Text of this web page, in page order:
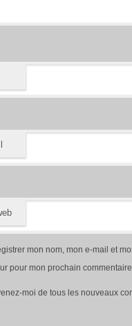
mon nom, mon e-mail et
pour mon prochain
moi de tous les nouveaux